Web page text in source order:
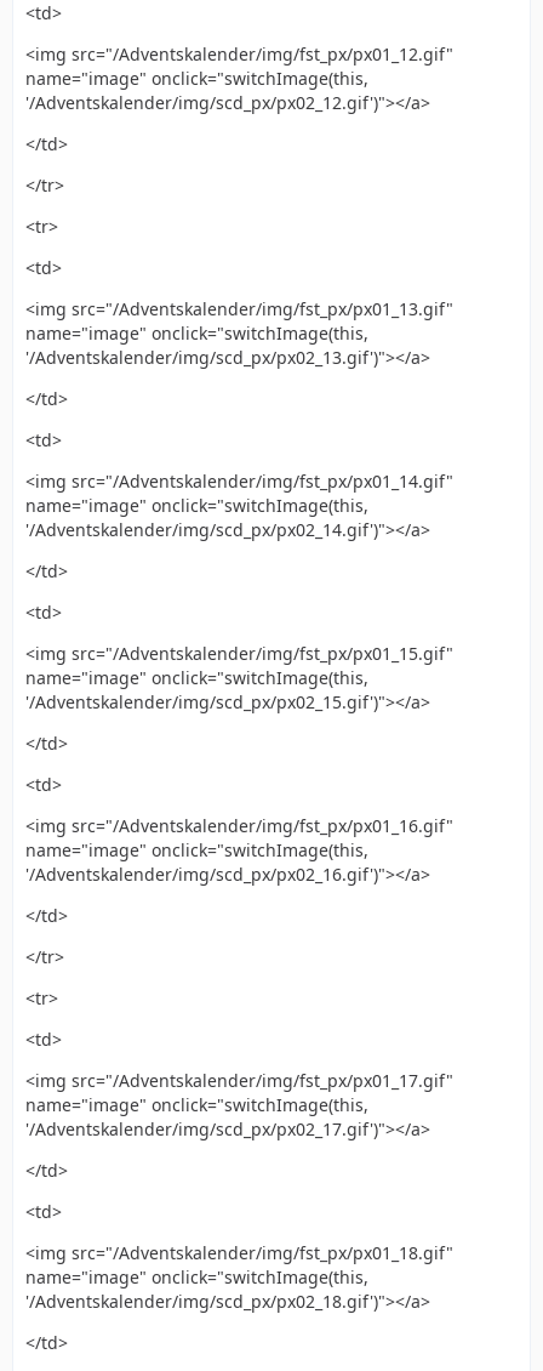
<td>
<img src="/Adventskalender/img/fst_px/px01_12.gif"
name="image" onclick="switchImage(this,
'/Adventskalender/img/scd_px/px02_12.gif')"></a>
</td>
</tr>
<tr>
<td>
<img src="/Adventskalender/img/fst_px/px01_13.gif"
name="image" onclick="switchImage(this,
'/Adventskalender/img/scd_px/px02_13.gif')"></a>
</td>
<td>
<img src="/Adventskalender/img/fst_px/px01_14.gif"
name="image" onclick="switchImage(this,
'/Adventskalender/img/scd_px/px02_14.gif')"></a>
</td>
<td>
<img src="/Adventskalender/img/fst_px/px01_15.gif"
name="image" onclick="switchImage(this,
'/Adventskalender/img/scd_px/px02_15.gif')"></a>
</td>
<td>
<img src="/Adventskalender/img/fst_px/px01_16.gif"
name="image" onclick="switchImage(this,
'/Adventskalender/img/scd_px/px02_16.gif')"></a>
</td>
</tr>
<tr>
<td>
<img src="/Adventskalender/img/fst_px/px01_17.gif"
name="image" onclick="switchImage(this,
'/Adventskalender/img/scd_px/px02_17.gif')"></a>
</td>
<td>
<img src="/Adventskalender/img/fst_px/px01_18.gif"
name="image" onclick="switchImage(this,
'/Adventskalender/img/scd_px/px02_18.gif')"></a>
</td>